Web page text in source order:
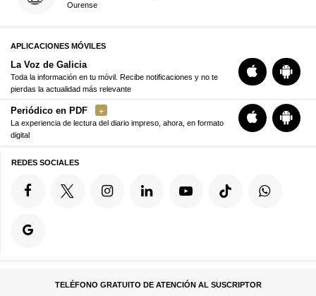
Ourense
APLICACIONES MÓVILES
La Voz de Galicia
Toda la información en tu móvil. Recibe notificaciones y no te
pierdas la actualidad más relevante
Periódico en PDF
La experiencia de lectura del diario impreso, ahora, en formato
digital
REDES SOCIALES
TELÉFONO GRATUITO DE ATENCIÓN AL SUSCRIPTOR